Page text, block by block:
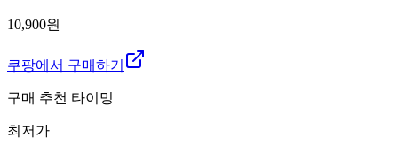
10,900원
쿠팡에서 구매하기
구매 추천 타이밍
최저가